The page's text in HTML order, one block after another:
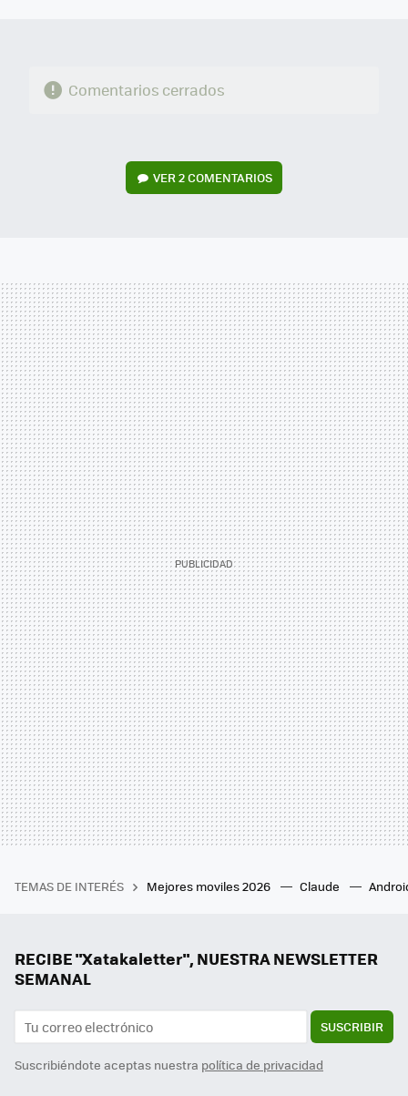
Comentarios cerrados
VER2 COMENTARIOS
TEMAS DE INTERÉS Mejores moviles 2026 Claude
RECIBE "Xatakaletter", NUESTRA NEWSLETTER
SEMANAL
SUSCRIBIR
Suscribiéndote aceptas nuestra política de privacidad